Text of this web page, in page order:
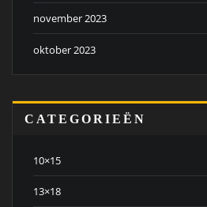
november 2023
oktober 2023
CATEGORIEËN
10×15
13×18